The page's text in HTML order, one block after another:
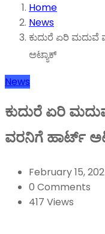
Home
News
ಕುದುರೆ ಏರಿ ಮದುವೆ
ಅಟ್ಯಾಕ್
News
ಕುದುರೆ ಏರಿ
ವರನಿಗೆ ಹಾರ್ಟ್
February 15,
0 Comments
417 Views